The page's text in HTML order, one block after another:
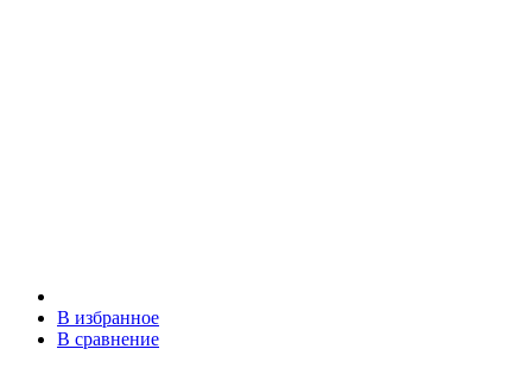
В избранное
В сравнение